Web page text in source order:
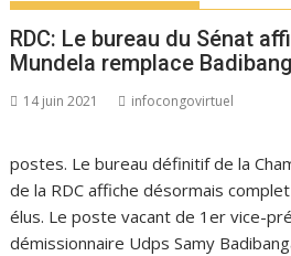
RDC: Le bureau du Sénat
Mundela remplace
14 juin 2021 infocongovirtuel
postes. Le bureau définitif de la
de la RDC affiche désormais
élus. Le poste vacant de 1er vice-
démissionnaire Udps Samy